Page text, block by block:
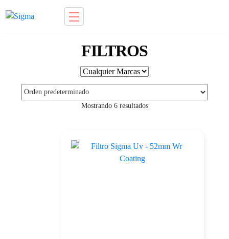
Saltar
FILTROS
Mostrando 6 resultados